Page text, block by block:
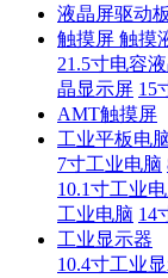
液晶屏驱动板
触摸屏 触摸
21.5寸电容
晶显示屏 15
AMT触摸屏
工业平板电
7寸工业电脑
10.1寸工业
工业电脑 14
工业显示器
10.4寸工业